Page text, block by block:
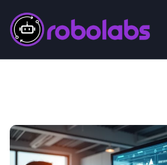
para
conteúdo